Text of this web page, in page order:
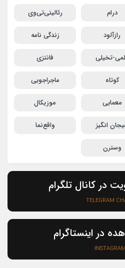
درام رئالیتی‌تی‌وی
رازآلود زندگی نامه
تخیلی فانتزی
کوتاه ماجراجویی
معمایی موزیکال
انگیز واقع‌نما
وسترن
در کانال تلگرام
TELEGRAM
در اینستاگرام